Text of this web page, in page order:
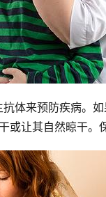
体来预防疾病。
让其自然晾干。